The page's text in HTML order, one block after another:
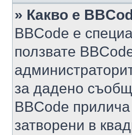
» Какво е
BBCode е
ползвате
за дадено
BBCode прилича
затворени в